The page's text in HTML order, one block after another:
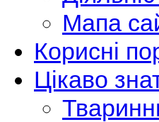
Мапа
Корисні
Цікаво